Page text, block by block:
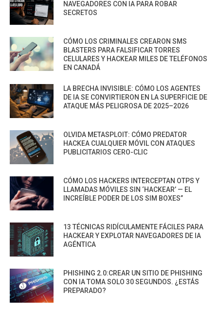
NAVEGADORES CON IA PARA ROBAR
SECRETOS
CÓMO LOS CRIMINALES CREARON SMS
BLASTERS PARA FALSIFICAR TORRES
CELULARES Y HACKEAR MILES DE TELÉFONOS
EN CANADÁ
LA BRECHA INVISIBLE: CÓMO LOS AGENTES
DE IA SE CONVIRTIERON EN LA SUPERFICIE DE
ATAQUE MÁS PELIGROSA DE 2025–2026
OLVIDA METASPLOIT: CÓMO PREDATOR
HACKEA CUALQUIER MÓVIL CON ATAQUES
PUBLICITARIOS CERO-CLIC
CÓMO LOS HACKERS INTERCEPTAN OTPS Y
LLAMADAS MÓVILES SIN ‘HACKEAR’ — EL
INCREÍBLE PODER DE LOS SIM BOXES”
13 TÉCNICAS RIDÍCULAMENTE FÁCILES PARA
HACKEAR Y EXPLOTAR NAVEGADORES DE IA
AGÉNTICA
PHISHING 2.0:CREAR UN SITIO DE PHISHING
CON IA TOMA SOLO 30 SEGUNDOS. ¿ESTÁS
PREPARADO?